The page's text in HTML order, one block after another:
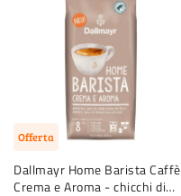
Offerta
Dallmayr Home Barista Caffè
Crema e Aroma - chicchi di